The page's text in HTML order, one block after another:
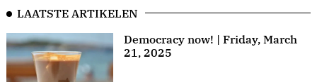
LAATSTE ARTIKELEN
Democracy now! | Friday, March
21, 2025